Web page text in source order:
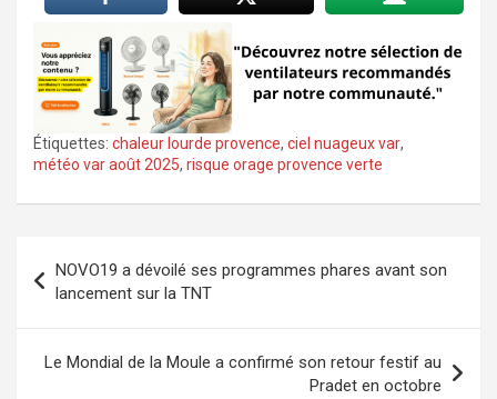
Étiquettes: chaleur lourde provence, ciel nuageux var,
météo var août 2025, risque orage provence verte
de
l’article
NOVO19 a dévoilé ses programmes phares avant son
lancement sur la TNT
Le Mondial de la Moule a confirmé son retour festif au
Pradet en octobre